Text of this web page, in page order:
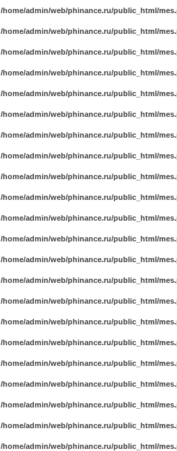
/home/admin/web/phinance.ru/public_html/
/home/admin/web/phinance.ru/public_html/
/home/admin/web/phinance.ru/public_html/
/home/admin/web/phinance.ru/public_html/
/home/admin/web/phinance.ru/public_html/
/home/admin/web/phinance.ru/public_html/
/home/admin/web/phinance.ru/public_html/
/home/admin/web/phinance.ru/public_html/
/home/admin/web/phinance.ru/public_html/
/home/admin/web/phinance.ru/public_html/
/home/admin/web/phinance.ru/public_html/
/home/admin/web/phinance.ru/public_html/
/home/admin/web/phinance.ru/public_html/
/home/admin/web/phinance.ru/public_html/
/home/admin/web/phinance.ru/public_html/
/home/admin/web/phinance.ru/public_html/
/home/admin/web/phinance.ru/public_html/
/home/admin/web/phinance.ru/public_html/
/home/admin/web/phinance.ru/public_html/
/home/admin/web/phinance.ru/public_html/
/home/admin/web/phinance.ru/public_html/
/home/admin/web/phinance.ru/public_html/